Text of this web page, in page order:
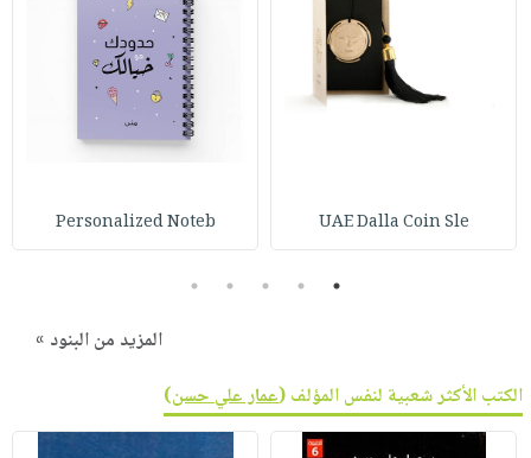
UAE Dalla Coin Sle
Personalized Noteb
1
2
3
4
5
المزيد من البنود »
الكتب الأكثر شعبية لنفس المؤلف (عمار علي حسن)